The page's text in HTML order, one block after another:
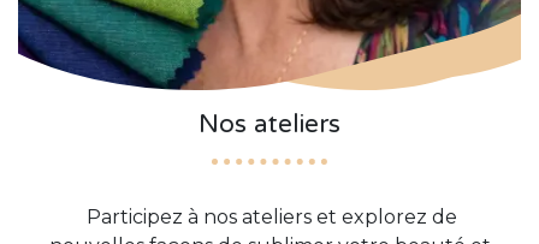
Nos ateliers
Participez à nos ateliers et explorez de